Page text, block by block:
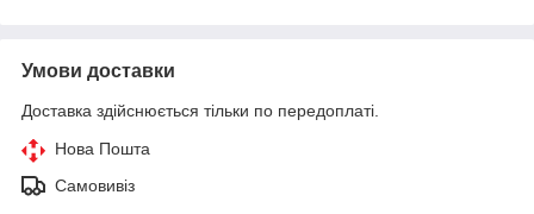
Умови доставки
Доставка здійснюється тільки по передоплаті.
Нова Пошта
Самовивіз